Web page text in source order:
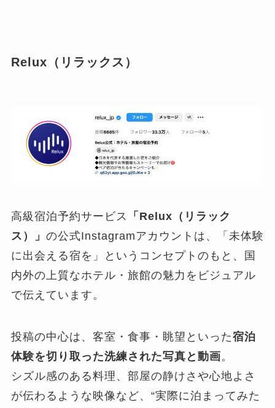
Relux（リラックス）
高級宿泊予約サービス
「Relux（リラック
ス）」 の公式Instagramアカウントは、「未体験
に出会える宿を」というコンセプトのもと、国
内外の上質なホテル・旅館の魅力をビジュアル
で伝えています。
投稿の中心は、客室・食事・眺望といった宿泊
体験を切り取った洗練された写真と動画。
シズル感のある料理、部屋の静けさや心地よさ
が伝わるような映像など、“実際に泊まってみた